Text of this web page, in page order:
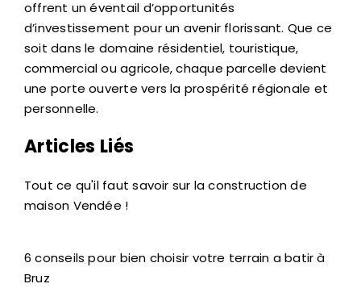
offrent un éventail d’opportunités
d’investissement pour un avenir florissant. Que ce
soit dans le domaine résidentiel, touristique,
commercial ou agricole, chaque parcelle devient
une porte ouverte vers la prospérité régionale et
personnelle.
Articles Liés
Tout ce qu'il faut savoir sur la construction de
maison Vendée !
6 conseils pour bien choisir votre terrain a batir à
Bruz